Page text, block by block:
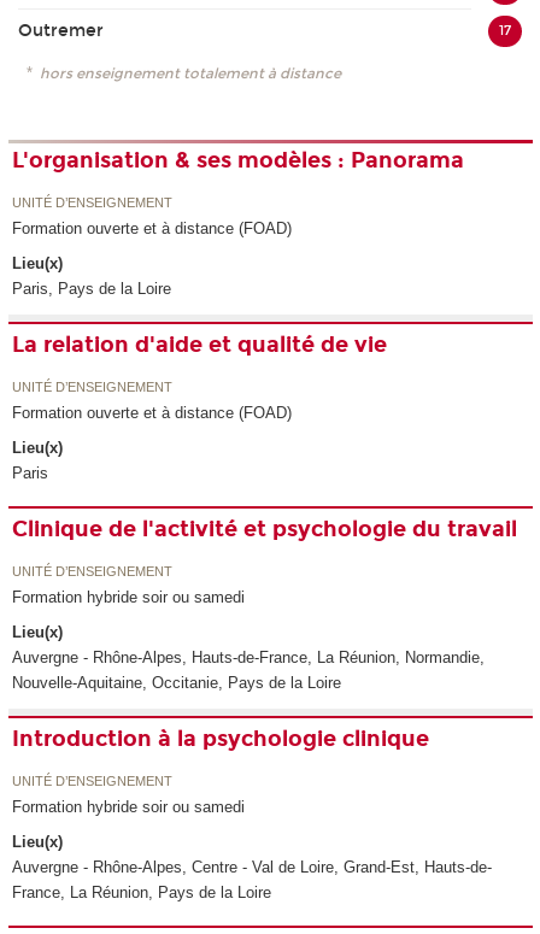
Outremer 17
* hors enseignement totalement à distance
L'organisation & ses modèles : Panorama
UNITÉ D’ENSEIGNEMENT
Formation ouverte et à distance (FOAD)
Lieu(x)
Paris, Pays de la Loire
La relation d'aide et qualité de vie
UNITÉ D’ENSEIGNEMENT
Formation ouverte et à distance (FOAD)
Lieu(x)
Paris
Clinique de l'activité et psychologie du travail
UNITÉ D’ENSEIGNEMENT
Formation hybride soir ou samedi
Lieu(x)
Auvergne - Rhône-Alpes, Hauts-de-France, La Réunion, Normandie,
Nouvelle-Aquitaine, Occitanie, Pays de la Loire
Introduction à la psychologie clinique
UNITÉ D’ENSEIGNEMENT
Formation hybride soir ou samedi
Lieu(x)
Auvergne - Rhône-Alpes, Centre - Val de Loire, Grand-Est, Hauts-de-
France, La Réunion, Pays de la Loire